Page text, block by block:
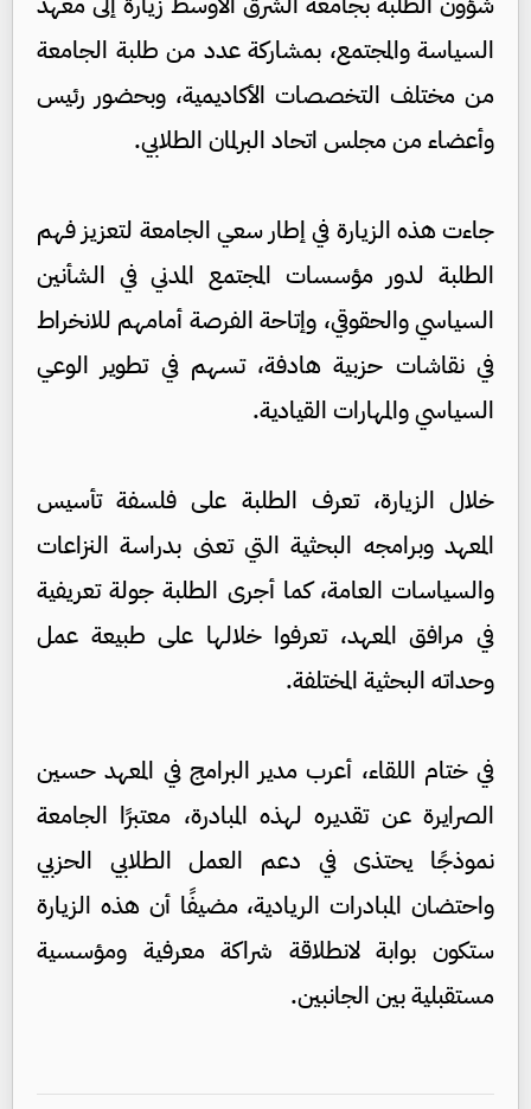
السياسة والمجتمع، بمشاركة عدد من طلبة الجامعة
من مختلف التخصصات الأكاديمية، وبحضور رئيس
وأعضاء من مجلس اتحاد البرلمان الطلابي.
جاءت هذه الزيارة في إطار سعي الجامعة لتعزيز فهم
الطلبة لدور مؤسسات المجتمع المدني في الشأنين
السياسي والحقوقي، وإتاحة الفرصة أمامهم للانخراط
في نقاشات حزبية هادفة، تسهم في تطوير الوعي
السياسي والمهارات القيادية.
خلال الزيارة، تعرف الطلبة على فلسفة تأسيس
المعهد وبرامجه البحثية التي تعنى بدراسة النزاعات
والسياسات العامة، كما أجرى الطلبة جولة تعريفية
في مرافق المعهد، تعرفوا خلالها على طبيعة عمل
وحداته البحثية المختلفة.
في ختام اللقاء، أعرب مدير البرامج في المعهد حسين
الصرايرة عن تقديره لهذه المبادرة، معتبرًا الجامعة
نموذجًا يحتذى في دعم العمل الطلابي الحزبي
واحتضان المبادرات الريادية، مضيفًا أن هذه الزيارة
ستكون بوابة لانطلاقة شراكة معرفية ومؤسسية
مستقبلية بين الجانبين.